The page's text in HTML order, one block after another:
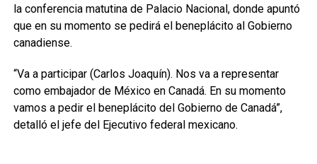
la conferencia matutina de Palacio Nacional, donde apuntó
que en su momento se pedirá el beneplácito al Gobierno
canadiense.
“Va a participar (Carlos Joaquín). Nos va a representar
como embajador de México en Canadá. En su momento
vamos a pedir el beneplácito del Gobierno de Canadá”,
detalló el jefe del Ejecutivo federal mexicano.